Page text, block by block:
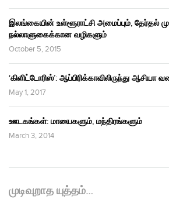
இலங்கையின் உள்ளூராட்சி அமைப்பும், தேர்தல்
நல்லாளுகைக்கான வழிகளும்
October 5, 2015
‘கிளிட்டோரிஸ்’: ஆப்பிரிக்காவிலிருந்து ஆசியா
May 1, 2017
ஊடகங்கள்: மாயைகளும், மந்திரங்களும்
March 3, 2014
முடிவுறாத யுத்தம்…